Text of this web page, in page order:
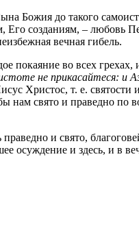
Божия до такого
созданиям, – любовь
вечная гибель.
во всех грехах,
не прикасайтеся: и
Христос, т. е.
нам свято и праведно по
и свято,
осуждение и здесь, и в